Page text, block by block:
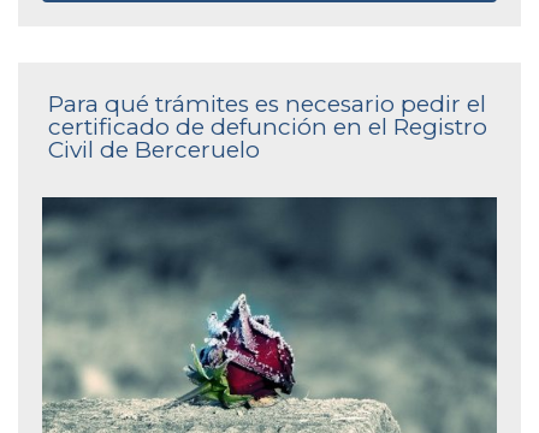
Para qué trámites es necesario pedir el
certificado de defunción en el Registro
Civil de Berceruelo